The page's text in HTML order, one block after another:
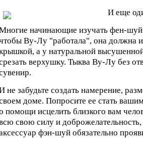
И еще
начинающие изучать фен-шуй
Ву-Лу "работала", она должна
а у натуральной
верхушку. Тыква Ву-Лу без
не забудьте создать намерение,
доме. Попросите ее стать
помощи исцелить близкого вам
свою силу и доброжелательность,
фэн-шуй обязательно